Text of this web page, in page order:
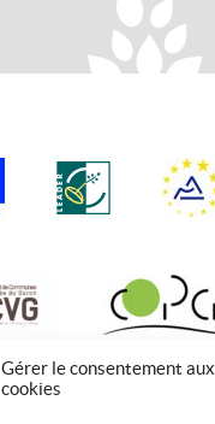
Gérer le consentement aux
cookies